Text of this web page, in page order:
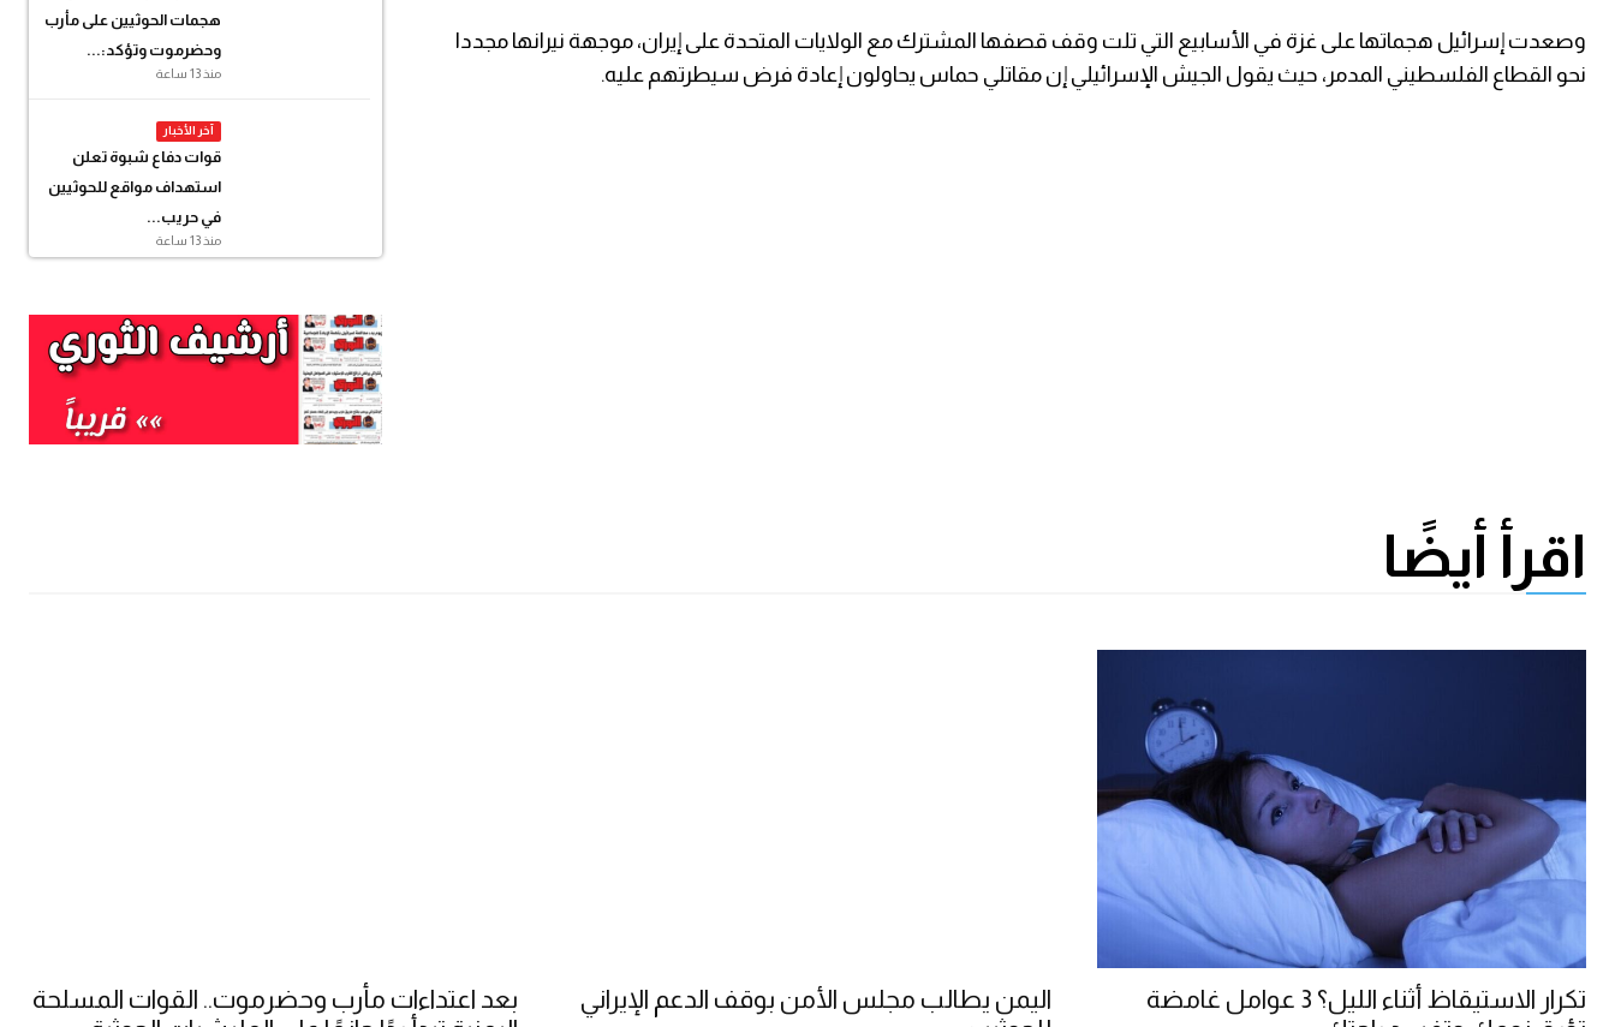
هجمات الحوثيين على مأرب
وحضرموت وتؤكد:...
منذ 13 ساعة
آخر الأخبار
قوات دفاع شبوة تعلن
استهداف مواقع للحوثيين
في حريب...
منذ 13 ساعة
وصعدت إسرائيل هجماتها على غزة في الأسابيع ⁠التي تلت وقف قصفها المشترك مع الولايات المتحدة على إيران، موجهة نيرانها مجددا
نحو القطاع الفلسطيني المدمر، حيث يقول الجيش الإسرائيلي إن مقاتلي حماس يحاولون إعادة فرض سيطرتهم عليه.
اقرأ أيضًا
تكرار الاستيقاظ أثناء الليل؟ 3 عوامل غامضة
اليمن يطالب مجلس الأمن بوقف الدعم الإيراني
بعد اعتداءات مأرب وحضرموت.. القوات المسلحة